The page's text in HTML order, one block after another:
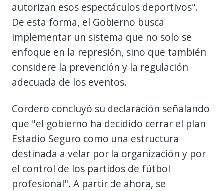
autorizan esos espectáculos deportivos".
De esta forma, el Gobierno busca
implementar un sistema que no solo se
enfoque en la represión, sino que también
considere la prevención y la regulación
adecuada de los eventos.
Cordero concluyó su declaración señalando
que "el gobierno ha decidido cerrar el plan
Estadio Seguro como una estructura
destinada a velar por la organización y por
el control de los partidos de fútbol
profesional". A partir de ahora, se